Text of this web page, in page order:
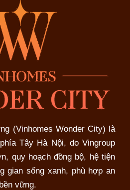
(Vinhomes Wonder City) là
Tây Hà Nội, do Vingroup
quy hoạch đồng bộ, hệ tiện
gian sống xanh, phù hợp an
vững.